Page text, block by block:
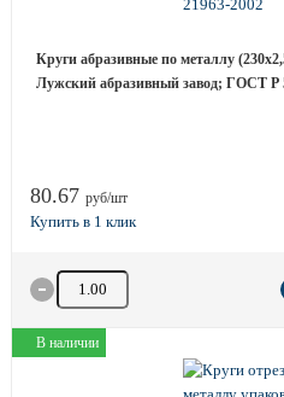
Круги абразивные по металлу
Лужский абразивный завод; ГОСТ Р
80.67 руб/шт
Количество товара
В наличии